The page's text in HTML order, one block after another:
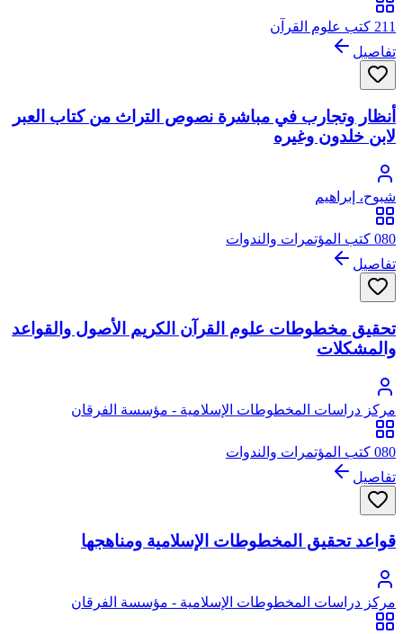
211 كتب علوم القرآن
تفاصيل
أنظار وتجارب في مباشرة نصوص التراث من كتاب العبر
لابن خلدون وغيره
شبوح، إبراهيم
080 كتب المؤتمرات والندوات
تفاصيل
تحقيق مخطوطات علوم القرآن الكريم الأصول والقواعد
والمشكلات
مركز دراسات المخطوطات الإسلامية - مؤسسة الفرقان
080 كتب المؤتمرات والندوات
تفاصيل
قواعد تحقيق المخطوطات الإسلامية ومناهجها
مركز دراسات المخطوطات الإسلامية - مؤسسة الفرقان